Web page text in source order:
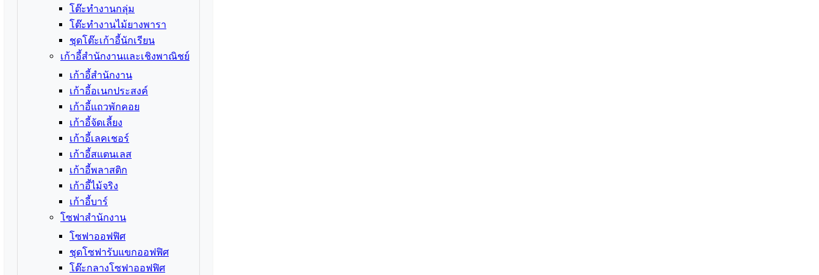
โต๊ะทำงานกลุ่ม
โต๊ะทำงานไม้ยางพารา
ชุดโต๊ะเก้าอี้นักเรียน
เก้าอี้สำนักงานและเชิงพาณิชย์
เก้าอี้สำนักงาน
เก้าอี้อเนกประสงค์
เก้าอี้แถวพักคอย
เก้าอี้จัดเลี้ยง
เก้าอี้เลคเชอร์
เก้าอี้สแตนเลส
เก้าอี้พลาสติก
เก้าอี้ไม้จริง
เก้าอี้บาร์
โซฟาสำนักงาน
โซฟาออฟฟิศ
ชุดโซฟารับแขกออฟฟิศ
โต๊ะกลางโซฟาออฟฟิศ